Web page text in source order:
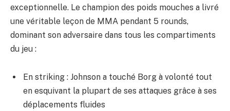
exceptionnelle. Le champion des poids mouches a livré
une véritable leçon de MMA pendant 5 rounds,
dominant son adversaire dans tous les compartiments
du jeu :
En striking : Johnson a touché Borg à volonté tout
en esquivant la plupart de ses attaques grâce à ses
déplacements fluides